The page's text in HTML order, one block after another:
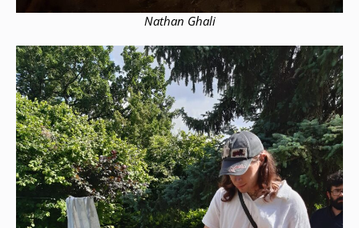
Nathan Ghali